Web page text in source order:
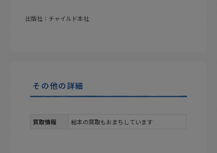
出版社：チャイルド本社
その他の詳細
買取情報 絵本の買取もおまちしています